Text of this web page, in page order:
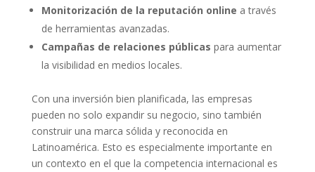
Monitorización de la reputación online a través
de herramientas avanzadas.
Campañas de relaciones públicas para aumentar
la visibilidad en medios locales.
Con una inversión bien planificada, las empresas
pueden no solo expandir su negocio, sino también
construir una marca sólida y reconocida en
Latinoamérica. Esto es especialmente importante en
un contexto en el que la competencia internacional es